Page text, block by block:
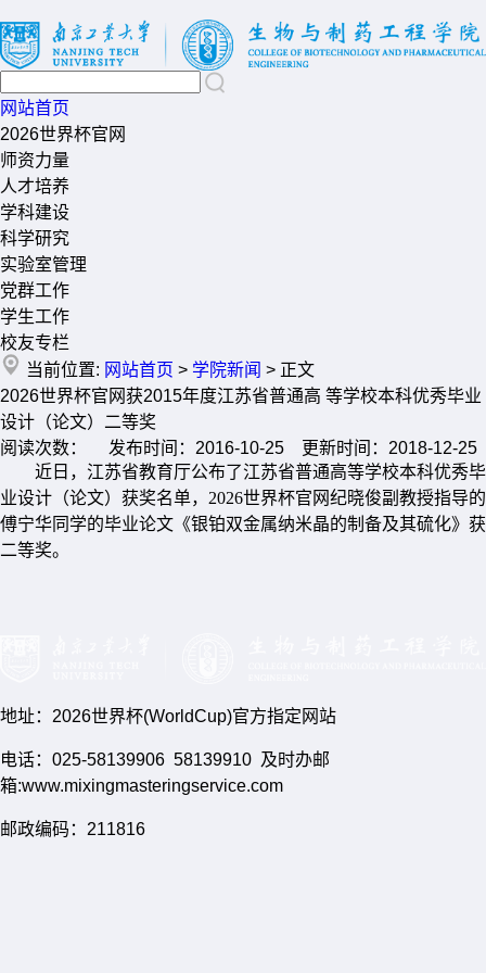
网站首页
2026世界杯官网
师资力量
人才培养
学科建设
科学研究
实验室管理
党群工作
学生工作
校友专栏
当前位置: 网站首页 > 学院新闻 > 正文
2026世界杯官网获2015年度江苏省普通高 等学校本科优秀毕业
设计（论文）二等奖
阅读次数： 发布时间：2016-10-25 更新时间：2018-12-25
近日，江苏省教育厅公布了江苏省普通高等学校本科优秀毕
业设计（论文）获奖名单，2026世界杯官网纪晓俊副教授指导的
傅宁华同学的毕业论文《银铂双金属纳米晶的制备及其硫化》获
二等奖。
地址：2026世界杯(WorldCup)官方指定网站
电话：025-58139906 58139910 及时办邮
箱:www.mixingmasteringservice.com
邮政编码：211816